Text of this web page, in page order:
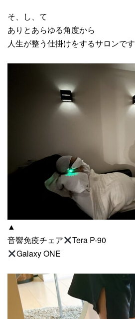
そ、し、て
ありとあらゆる角度から
人生が整う仕掛けをするサロンです
▲
音響免疫チェア
Tera P-90
Galaxy ONE